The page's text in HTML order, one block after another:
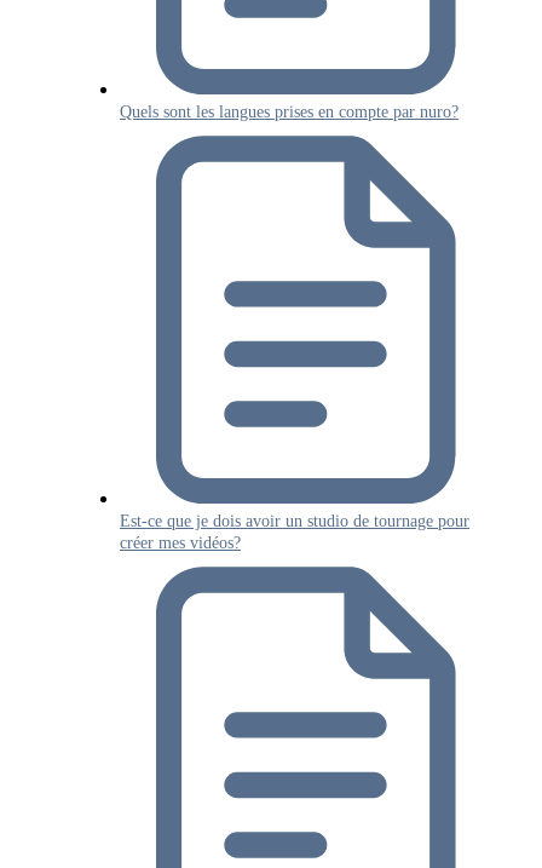
Quels sont les langues prises en compte par nuro?
Est-ce que je dois avoir un studio de tournage pour
créer mes vidéos?